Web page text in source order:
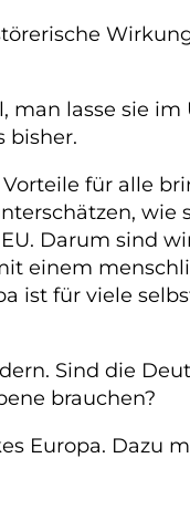
man lasse sie
bisher.
für alle
wie
Darum sind
einem
ist für viele
Sind die
brauchen?
Europa. Dazu